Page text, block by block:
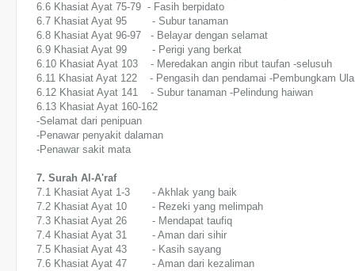
6.6 Khasiat Ayat 75-79 - Fasih berpidato
6.7 Khasiat Ayat 95 - Subur tanaman
6.8 Khasiat Ayat 96-97 - Belayar dengan selamat
6.9 Khasiat Ayat 99 - Perigi yang berkat
6.10 Khasiat Ayat 103 - Meredakan angin ribut taufan -selusuh
6.11 Khasiat Ayat 122 - Pengasih dan pendamai -Pembungkam
6.12 Khasiat Ayat 141 - Subur tanaman -Pelindung haiwan
6.13 Khasiat Ayat 160-162
-Selamat dari penipuan
-Penawar penyakit dalaman
-Penawar sakit mata
7. Surah Al-A'raf
7.1 Khasiat Ayat 1-3 - Akhlak yang baik
7.2 Khasiat Ayat 10 - Rezeki yang melimpah
7.3 Khasiat Ayat 26 - Mendapat taufiq
7.4 Khasiat Ayat 31 - Aman dari sihir
7.5 Khasiat Ayat 43 - Kasih sayang
7.6 Khasiat Ayat 47 - Aman dari kezaliman